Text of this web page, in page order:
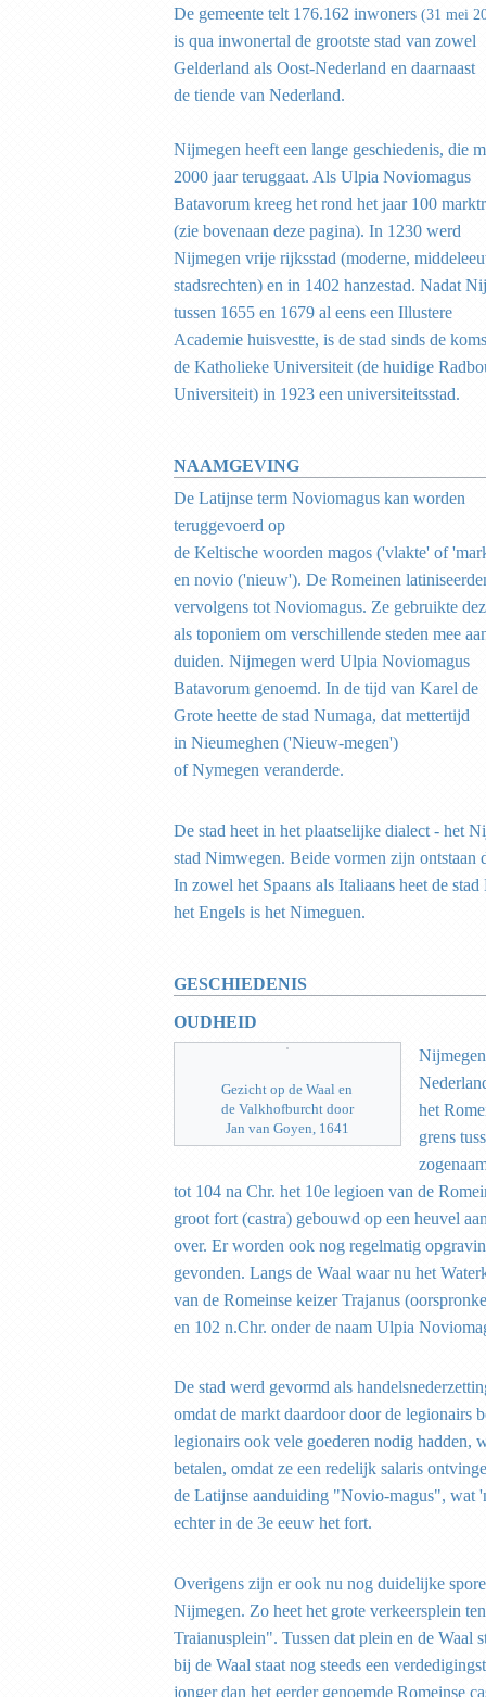
De gemeente telt 176.162 inwoners (31 mei
is qua inwonertal de grootste stad van zowel
Gelderland als Oost-Nederland en daarnaast
de tiende van Nederland.
Nijmegen heeft een lange geschiedenis, die
2000 jaar teruggaat. Als Ulpia Noviomagus
Batavorum kreeg het rond het jaar 100
(zie bovenaan deze pagina). In 1230 werd
Nijmegen vrije rijksstad (moderne,
stadsrechten) en in 1402 hanzestad. Nadat
tussen 1655 en 1679 al eens een Illustere
Academie huisvestte, is de stad sinds de
de Katholieke Universiteit (de huidige
Universiteit) in 1923 een universiteitsstad.
NAAMGEVING
De Latijnse term Noviomagus kan worden
teruggevoerd op
de Keltische woorden magos ('vlakte' of
en novio ('nieuw'). De Romeinen
vervolgens tot Noviomagus. Ze gebruikte
als toponiem om verschillende steden mee
duiden. Nijmegen werd Ulpia Noviomagus
Batavorum genoemd. In de tijd van Karel de
Grote heette de stad Numaga, dat mettertijd
in Nieumeghen ('Nieuw-megen')
of Nymegen veranderde.
De stad heet in het plaatselijke dialect - het
stad Nimwegen. Beide vormen zijn
In zowel het Spaans als Italiaans heet de
het Engels is het Nimeguen.
GESCHIEDENIS
OUDHEID
Gezicht op de Waal en
de Valkhofburcht door
Jan van Goyen, 1641
het
grens
tot 104 na Chr. het 10e legioen van de
groot fort (castra) gebouwd op een heuvel
over. Er worden ook nog regelmatig
gevonden. Langs de Waal waar nu het
van de Romeinse keizer Trajanus
en 102 n.Chr. onder de naam Ulpia
De stad werd gevormd als
omdat de markt daardoor door de legionairs
legionairs ook vele goederen nodig hadden,
betalen, omdat ze een redelijk salaris
de Latijnse aanduiding "Novio-magus", wat
echter in de 3e eeuw het fort.
Overigens zijn er ook nu nog duidelijke
Nijmegen. Zo heet het grote verkeersplein
Traianusplein". Tussen dat plein en de Waal
bij de Waal staat nog steeds een
jonger dan het eerder genoemde Romeinse